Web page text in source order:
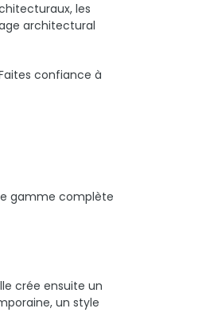
les
architectural
confiance à
gamme complète
crée ensuite un
un style